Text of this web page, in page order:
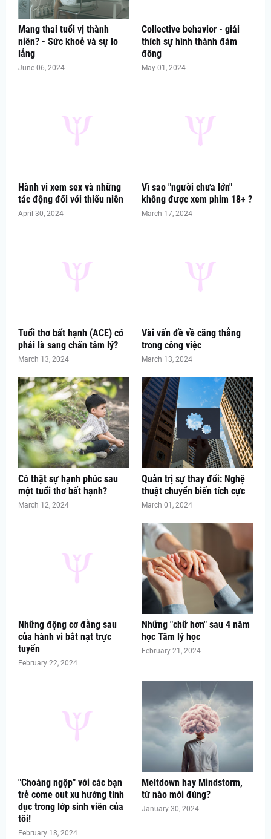
Mang thai tuổi vị thành
niên? - Sức khoẻ và sự lo
lắng
June 06, 2024
Collective behavior - giải
thích sự hình thành đám
đông
May 01, 2024
Hành vi xem sex và những
tác động đối với thiếu niên
April 30, 2024
Vì sao "người chưa lớn"
không được xem phim 18+ ?
March 17, 2024
Tuổi thơ bất hạnh (ACE) có
phải là sang chấn tâm lý?
March 13, 2024
Vài vấn đề về căng thẳng
trong công việc
March 13, 2024
Có thật sự hạnh phúc sau
một tuổi thơ bất hạnh?
March 12, 2024
Quản trị sự thay đổi: Nghệ
thuật chuyển biến tích cực
March 01, 2024
Những động cơ đằng sau
của hành vi bắt nạt trực
tuyến
February 22, 2024
Những "chữ hơn" sau 4 năm
học Tâm lý học
February 21, 2024
"Choáng ngộp" với các bạn
trẻ come out xu hướng tính
dục trong lớp sinh viên của
tôi!
February 18, 2024
Meltdown hay Mindstorm,
từ nào mới đúng?
January 30, 2024